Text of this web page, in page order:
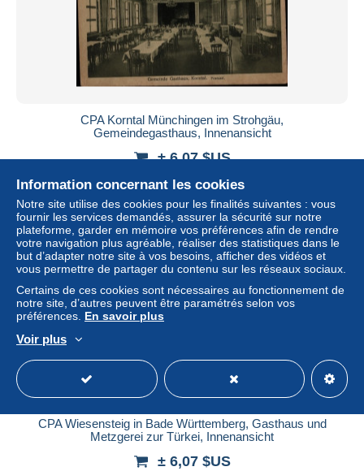
CPA Korntal Münchingen im Strohgäu,
Gemeindegasthaus, Innenansicht
± 6,07 $US
Nouveau
CPA Wiesensteig in Bade Württemberg, Gasthaus und
Metzgerei zur Türkei, Innenansicht
± 6,07 $US
Information concernant les cookies
Notre site utilise des cookies pour les finalités suivantes : vous
fournir les services demandés, assurer la sécurité sur notre
plateforme, garder en mémoire vos préférences afin de rendre
votre navigation plus agréable, réaliser des statistiques dans le
but d’adapter notre site à vos besoins, afficher des vidéos et
vous permettre de partager du contenu sur les réseaux sociaux.
Certains de ces cookies sont nécessaires au fonctionnement de
notre site, d’autres peuvent être paramétrés selon vos
préférences. En savoir plus
Voir plus